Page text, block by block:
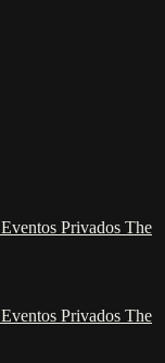
Eventos Privados The
Eventos Privados The